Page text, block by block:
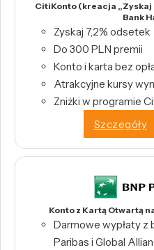
CitiKonto (kreacja „Zyskaj
Bank
Zyskaj 7,2% odsetek
Do 300 PLN premii
Konto i karta bez
Atrakcyjne kursy
Zniżki w programie
Szczegóły
Konto z Kartą Otwartą
Darmowe wypłaty z
Paribas i Global